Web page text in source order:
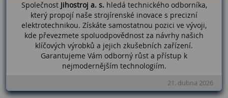
Společnost Jihostroj a. s.hledá technického odborníka,
který propojí naše strojírenské inovace s precizní
elektrotechnikou. Získáte samostatnou pozici ve vývoji,
kde převezmete spoluodpovědnost za návrhy našich
klíčových výrobků a jejich zkušebních zařízení.
Garantujeme Vám odborný růst a přístup k
nejmodernějším technologiím.
21. dubna 2026